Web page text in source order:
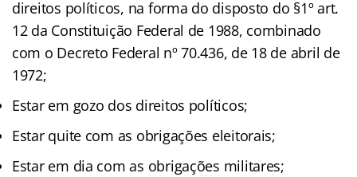
direitos políticos, na forma do disposto do §1º art.
12 da Constituição Federal de 1988, combinado
com o Decreto Federal nº 70.436, de 18 de abril de
1972;
Estar em gozo dos direitos políticos;
Estar quite com as obrigações eleitorais;
Estar em dia com as obrigações militares;